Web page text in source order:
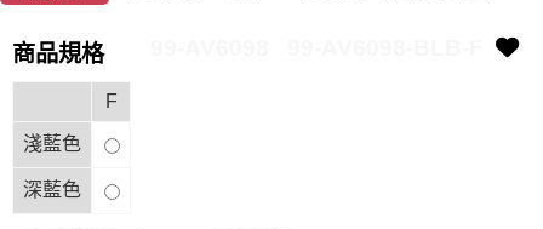
商品規格
F
淺藍色
深藍色